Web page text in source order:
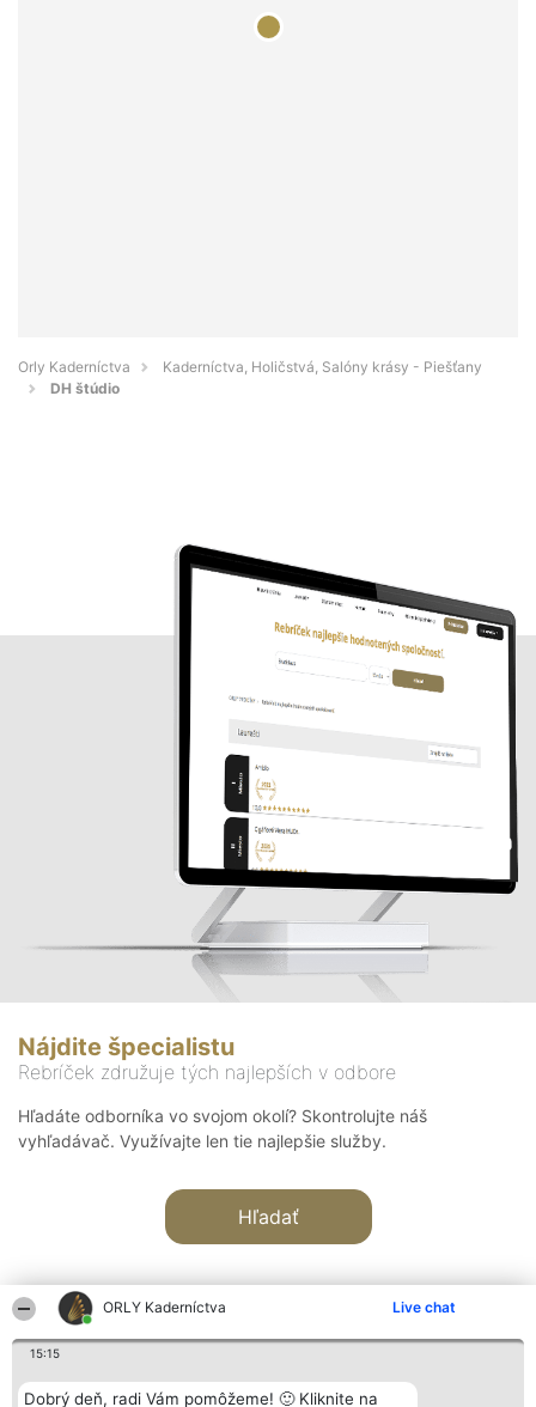
ORLY Kaderníctva Live chat
15:15
Dobrý deň, radi Vám pomôžeme! 🙂 Kliknite na
Orly Kaderníctva
Kaderníctva, Holičstvá, Salóny krásy - Piešťany
DH štúdio
Nájdite špecialistu
Rebríček združuje tých najlepších v odbore
Hľadáte odborníka vo svojom okolí? Skontrolujte náš
vyhľadávač. Využívajte len tie najlepšie služby.
Hľadať
Organizátor hodnotenia Hodnotenie Kontakt